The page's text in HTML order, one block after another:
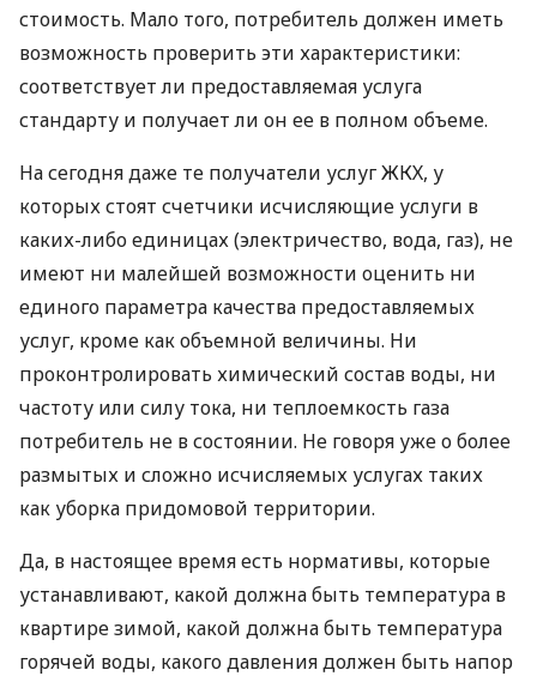
стоимость. Мало того, потребитель должен иметь
возможность проверить эти характеристики:
соответствует ли предоставляемая услуга
стандарту и получает ли он ее в полном объеме.
На сегодня даже те получатели услуг ЖКХ, у
которых стоят счетчики исчисляющие услуги в
каких-либо единицах (электричество, вода, газ), не
имеют ни малейшей возможности оценить ни
единого параметра качества предоставляемых
услуг, кроме как объемной величины. Ни
проконтролировать химический состав воды, ни
частоту или силу тока, ни теплоемкость газа
потребитель не в состоянии. Не говоря уже о более
размытых и сложно исчисляемых услугах таких
как уборка придомовой территории.
Да, в настоящее время есть нормативы, которые
устанавливают, какой должна быть температура в
квартире зимой, какой должна быть температура
горячей воды, какого давления должен быть напор